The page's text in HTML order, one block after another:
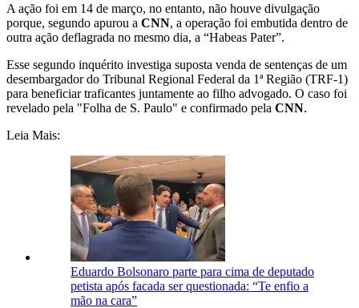
A ação foi em 14 de março, no entanto, não houve divulgação
porque, segundo apurou a CNN, a operação foi embutida dentro de
outra ação deflagrada no mesmo dia, a “Habeas Pater”.
Esse segundo inquérito investiga suposta venda de sentenças de um
desembargador do Tribunal Regional Federal da 1ª Região (TRF-1)
para beneficiar traficantes juntamente ao filho advogado. O caso foi
revelado pela "Folha de S. Paulo" e confirmado pela CNN.
Leia Mais:
Eduardo Bolsonaro parte para cima de deputado
petista após facada ser questionada: “Te enfio a
mão na cara”